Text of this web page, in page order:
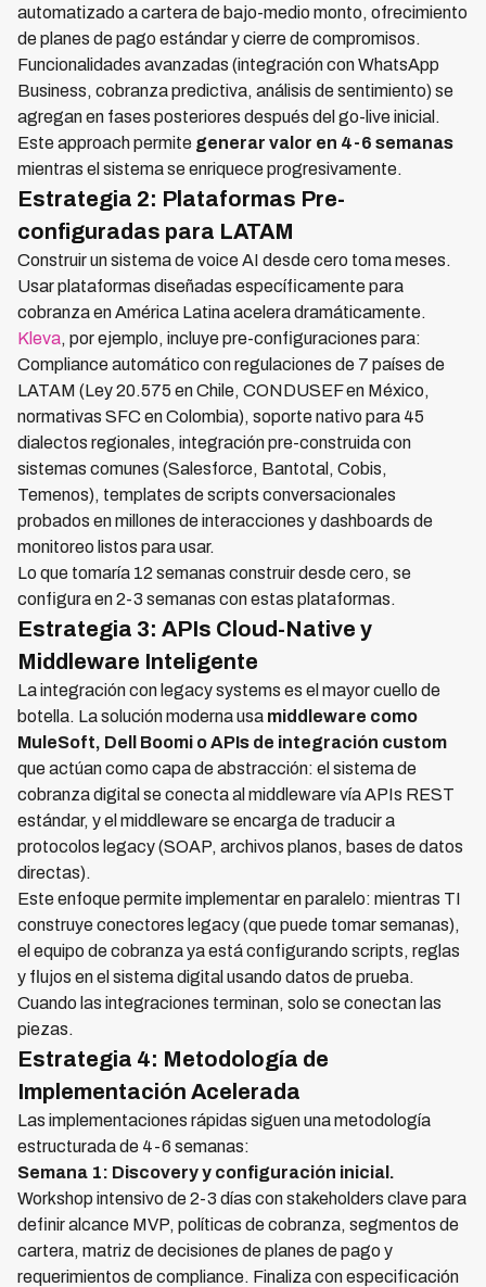
automatizado a cartera de bajo-medio monto, ofrecimiento
de planes de pago estándar y cierre de compromisos.
Funcionalidades avanzadas (integración con WhatsApp
Business, cobranza predictiva, análisis de sentimiento) se
agregan en fases posteriores después del go-live inicial.
Este approach permite generar valor en 4-6 semanas
mientras el sistema se enriquece progresivamente.
Estrategia 2: Plataformas Pre-
configuradas para LATAM
Construir un sistema de voice AI desde cero toma meses.
Usar plataformas diseñadas específicamente para
cobranza en América Latina acelera dramáticamente.
Kleva, por ejemplo, incluye pre-configuraciones para:
Compliance automático con regulaciones de 7 países de
LATAM (Ley 20.575 en Chile, CONDUSEF en México,
normativas SFC en Colombia), soporte nativo para 45
dialectos regionales, integración pre-construida con
sistemas comunes (Salesforce, Bantotal, Cobis,
Temenos), templates de scripts conversacionales
probados en millones de interacciones y dashboards de
monitoreo listos para usar.
Lo que tomaría 12 semanas construir desde cero, se
configura en 2-3 semanas con estas plataformas.
Estrategia 3: APIs Cloud-Native y
Middleware Inteligente
La integración con legacy systems es el mayor cuello de
botella. La solución moderna usa middleware como
MuleSoft, Dell Boomi o APIs de integración custom
que actúan como capa de abstracción: el sistema de
cobranza digital se conecta al middleware vía APIs REST
estándar, y el middleware se encarga de traducir a
protocolos legacy (SOAP, archivos planos, bases de datos
directas).
Este enfoque permite implementar en paralelo: mientras TI
construye conectores legacy (que puede tomar semanas),
el equipo de cobranza ya está configurando scripts, reglas
y flujos en el sistema digital usando datos de prueba.
Cuando las integraciones terminan, solo se conectan las
piezas.
Estrategia 4: Metodología de
Implementación Acelerada
Las implementaciones rápidas siguen una metodología
estructurada de 4-6 semanas:
Semana 1: Discovery y configuración inicial.
Workshop intensivo de 2-3 días con stakeholders clave para
definir alcance MVP, políticas de cobranza, segmentos de
cartera, matriz de decisiones de planes de pago y
requerimientos de compliance. Finaliza con especificación